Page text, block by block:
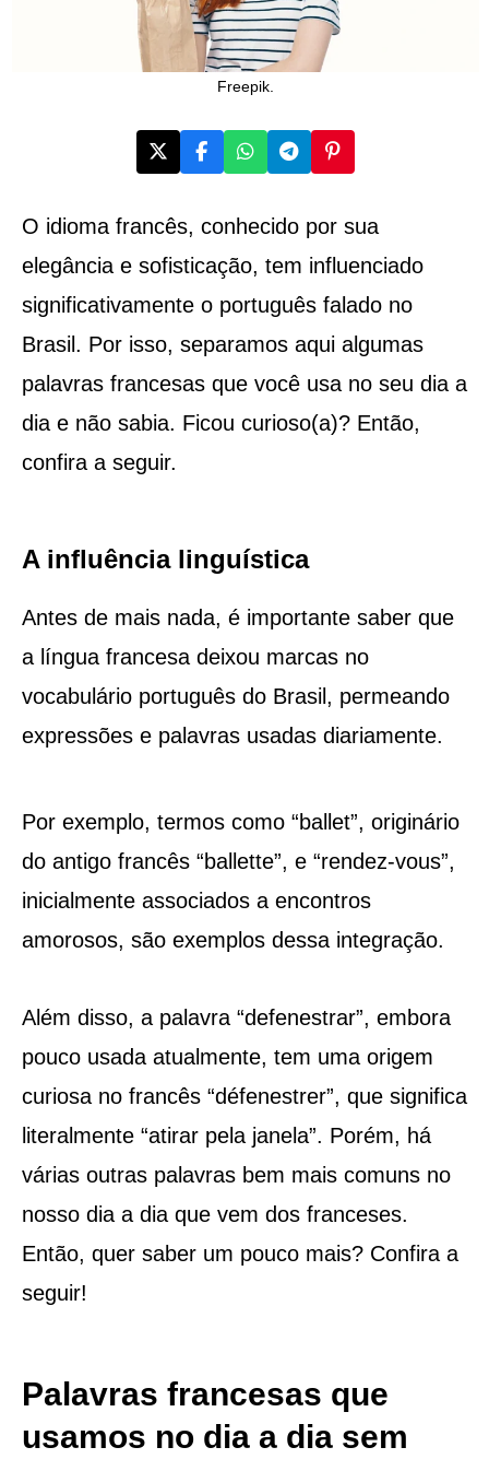
Freepik.
O idioma francês, conhecido por sua
elegância e sofisticação, tem influenciado
significativamente o português falado no
Brasil. Por isso, separamos aqui algumas
palavras francesas que você usa no seu dia a
dia e não sabia. Ficou curioso(a)? Então,
confira a seguir.
A influência linguística
Antes de mais nada, é importante saber que
a língua francesa deixou marcas no
vocabulário português do Brasil, permeando
expressões e palavras usadas diariamente.
Por exemplo, termos como “ballet”, originário
do antigo francês “ballette”, e “rendez-vous”,
inicialmente associados a encontros
amorosos, são exemplos dessa integração.
Além disso, a palavra “defenestrar”, embora
pouco usada atualmente, tem uma origem
curiosa no francês “défenestrer”, que significa
literalmente “atirar pela janela”​​. Porém, há
várias outras palavras bem mais comuns no
nosso dia a dia que vem dos franceses.
Então, quer saber um pouco mais? Confira a
seguir!
Palavras francesas que
usamos no dia a dia sem